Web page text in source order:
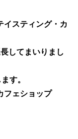
スティング・カ
してまいりまし
す。
フェショップ